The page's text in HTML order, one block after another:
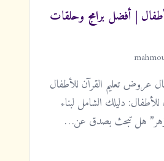
| أفضل برامج وحلقات
عروض تعليم القرآن للأطفال
دليلك الشامل لبناء
هل تبحث بصدق عن…